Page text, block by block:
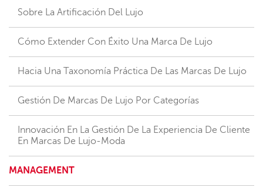
Sobre La Artificación Del Lujo
Cómo Extender Con Éxito Una Marca De Lujo
Hacia Una Taxonomía Práctica De Las Marcas De Lujo
Gestión De Marcas De Lujo Por Categorías
Innovación En La Gestión De La Experiencia De Cliente
En Marcas De Lujo-Moda
MANAGEMENT